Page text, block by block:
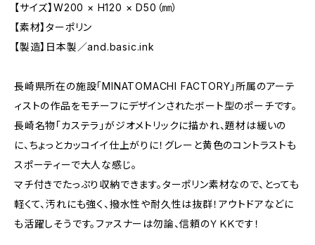
【サイズ】W200 × H120 × D50（㎜）
【素材】ターポリン
【製造】日本製／and.basic.ink
長崎県所在の施設「MINATOMACHI FACTORY」所属のアーテ
ィストの作品をモチーフにデザインされたボート型のポーチです。
長崎名物「カステラ」がジオメトリックに描かれ、題材は緩いの
に、ちょっとカッコイイ仕上がりに！グレーと黄色のコントラストも
スポーティーで大人な感じ。
マチ付きでたっぷり収納できます。ターポリン素材なので、とっても
軽くて、汚れにも強く、撥水性や耐久性は抜群！アウトドアなどに
も活躍しそうです。ファスナーは勿論、信頼のＹＫＫです！